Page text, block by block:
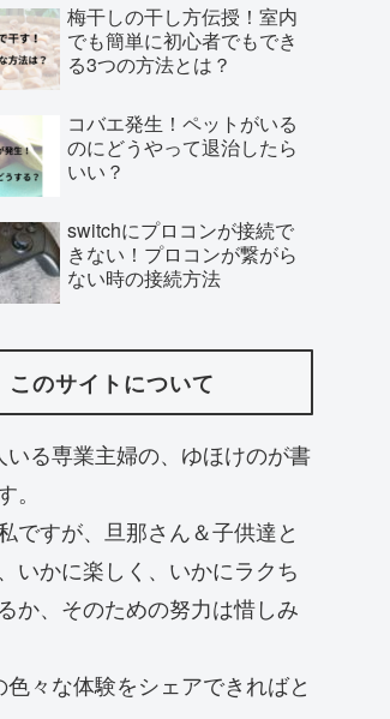
梅干しの干し方伝授！室内
でも簡単に初心者でもでき
る3つの方法とは？
コバエ発生！ペットがいる
のにどうやって退治したら
いい？
switchにプロコンが接続で
きない！プロコンが繋がら
ない時の接続方法
このサイトについて
いる専業主婦の、ゆほけのが書
ですが、旦那さん＆子供達と
いかに楽しく、いかにラクち
か、そのための努力は惜しみ
色々な体験をシェアできればと